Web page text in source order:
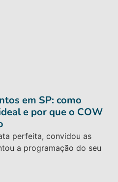
em SP: como
e por que o COW
perfeita, convidou as
a programação do seu